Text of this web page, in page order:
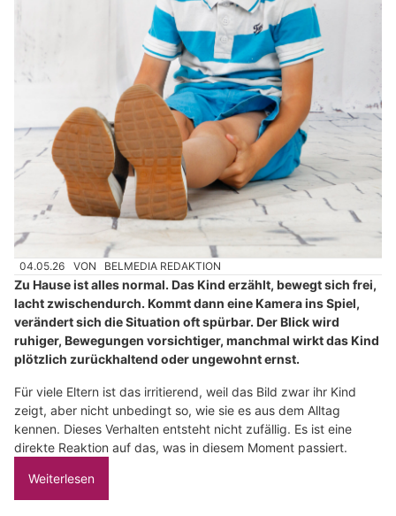
04.05.26 VON BELMEDIA REDAKTION
Zu Hause ist alles normal. Das Kind erzählt, bewegt sich frei,
lacht zwischendurch. Kommt dann eine Kamera ins Spiel,
verändert sich die Situation oft spürbar. Der Blick wird
ruhiger, Bewegungen vorsichtiger, manchmal wirkt das Kind
plötzlich zurückhaltend oder ungewohnt ernst.
Für viele Eltern ist das irritierend, weil das Bild zwar ihr Kind
zeigt, aber nicht unbedingt so, wie sie es aus dem Alltag
kennen. Dieses Verhalten entsteht nicht zufällig. Es ist eine
direkte Reaktion auf das, was in diesem Moment passiert.
Weiterlesen